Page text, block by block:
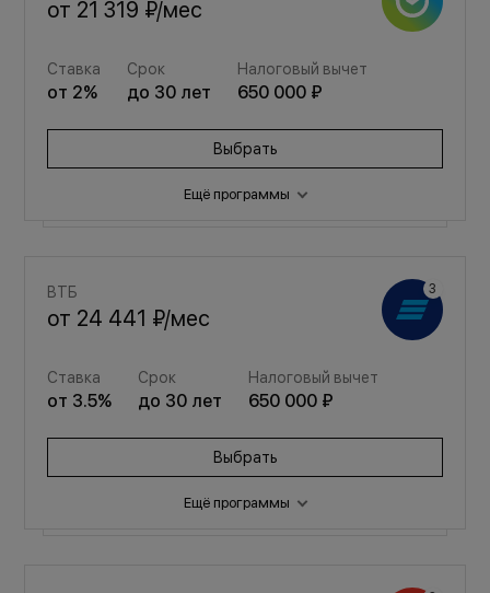
от 21 319 ₽/мес
Ставка
от 2%
Срок
до 30 лет
Налоговый вычет
650 000 ₽
Выбрать
Ещё программы
от28 547 ₽ /мес
от3.5% до30 650 000 ₽
Выбрать
ВТБ
от 24 441 ₽/мес
Ставка
от 3.5%
Срок
до 30 лет
Налоговый вычет
650 000 ₽
Выбрать
Ещё программы